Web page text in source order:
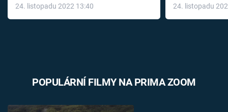
24. listopadu 2022 13:40
léky
24. listopadu
POPULÁRNÍ FILMY NA PRIMA ZOOM